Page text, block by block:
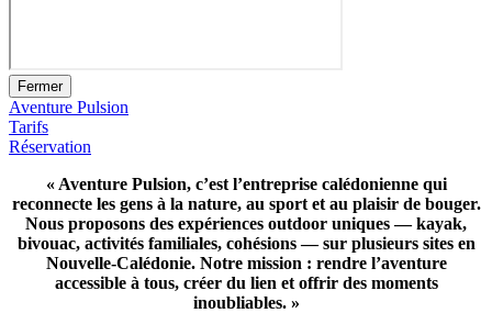
Fermer
Aventure Pulsion
Tarifs
Réservation
« Aventure Pulsion, c’est l’entreprise calédonienne qui
reconnecte les gens à la nature, au sport et au plaisir de bouger.
Nous proposons des expériences outdoor uniques — kayak,
bivouac, activités familiales, cohésions — sur plusieurs sites en
Nouvelle-Calédonie. Notre mission : rendre l’aventure
accessible à tous, créer du lien et offrir des moments
inoubliables. »